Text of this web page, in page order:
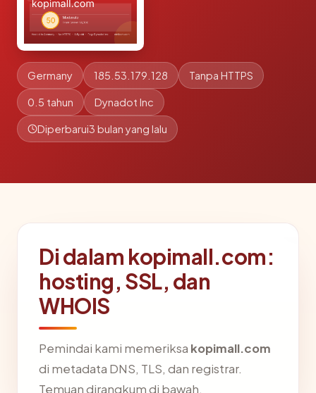
Germany 185.53.179.128 Tanpa HTTPS
0.5 tahun Dynadot Inc
Diperbarui3 bulan yang lalu
Di dalam kopimall.com:
hosting, SSL, dan
WHOIS
Pemindai kami memeriksa kopimall.com
di metadata DNS, TLS, dan registrar.
Temuan dirangkum di bawah.